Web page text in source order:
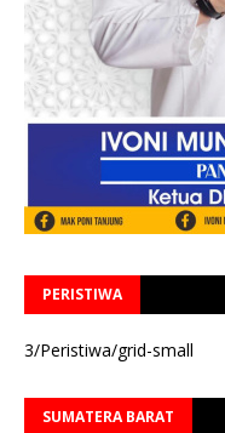
PERISTIWA
3/Peristiwa/grid-small
SUMATERA BARAT